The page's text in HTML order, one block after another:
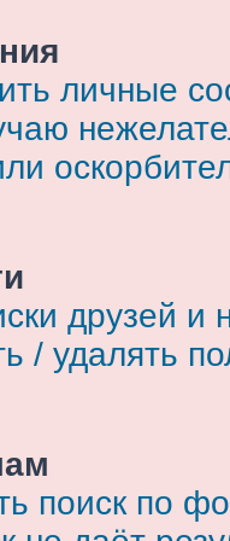
личные
друзей и
/ удалять
поиск по